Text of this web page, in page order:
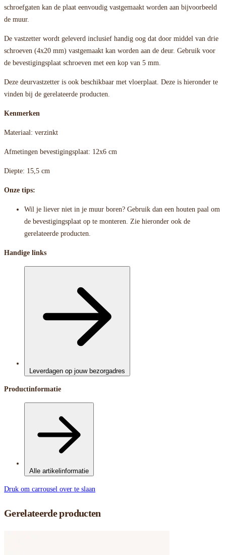
schroefgaten kan de plaat eenvoudig vastgemaakt worden aan bijvoorbeeld
de muur.
De vastzetter wordt geleverd inclusief handig oog dat door middel van drie
schroeven (4x20 mm) vastgemaakt kan worden aan de deur. Gebruik voor
de bevestigingsplaat schroeven met een kop van 5 mm.
Deze deurvastzetter is ook beschikbaar met vloerplaat. Deze is hieronder te
vinden bij de gerelateerde producten.
Kenmerken
Materiaal: verzinkt
Afmetingen bevestigingsplaat: 12x6 cm
Diepte: 15,5 cm
Onze tips:
Wil je liever niet in je muur boren? Gebruik dan een houten paal om
de bevestigingsplaat op te monteren. Zie hieronder ook de
gerelateerde producten.
Handige links
Leverdagen op jouw bezorgadres
Productinformatie
Alle artikelinformatie
Druk om carrousel over te slaan
Gerelateerde producten